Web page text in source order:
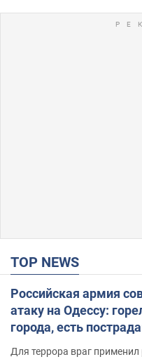
TOP NEWS
Российская армия
атаку на Одессу:
города, есть
Для террора враг